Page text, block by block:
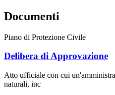
Documenti
Piano di Protezione Civile
Delibera di Approvazione
Atto ufficiale con cui
naturali, inc